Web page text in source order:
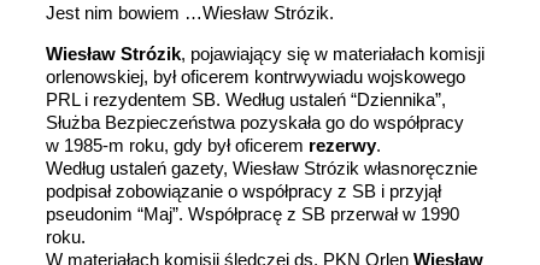
Jest nim bowiem …Wiesław Strózik.
Wiesław Strózik, pojawiający się w materiałach komisji
orlenowskiej, był oficerem kontrwywiadu wojskowego
PRL i rezydentem SB. Według ustaleń “Dziennika”,
Służba Bezpieczeństwa pozyskała go do współpracy
w 1985-m roku, gdy był oficerem rezerwy.
Według ustaleń gazety, Wiesław Strózik własnoręcznie
podpisał zobowiązanie o współpracy z SB i przyjął
pseudonim “Maj”. Współpracę z SB przerwał w 1990
roku.
W materiałach komisji śledczej ds. PKN Orlen Wiesław